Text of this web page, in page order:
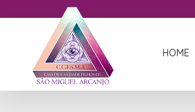
Casa de Caridade Filhos de São Miguel Arcanjo
Casa de Umbanda na parada Inglesa - Zona Norte - SP
HOME